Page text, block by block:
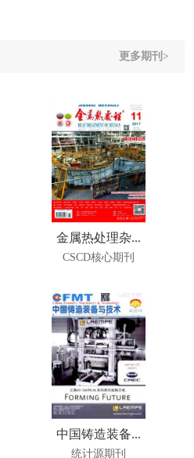
更多期刊>
金属热处理杂...
CSCD核心期刊
中国铸造装备...
统计源期刊